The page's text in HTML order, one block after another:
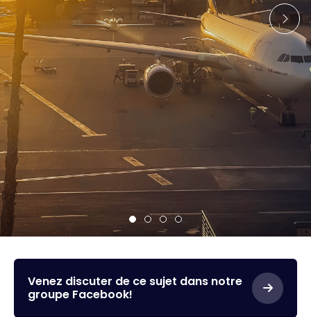
Venez discuter de ce sujet dans notre
groupe Facebook!